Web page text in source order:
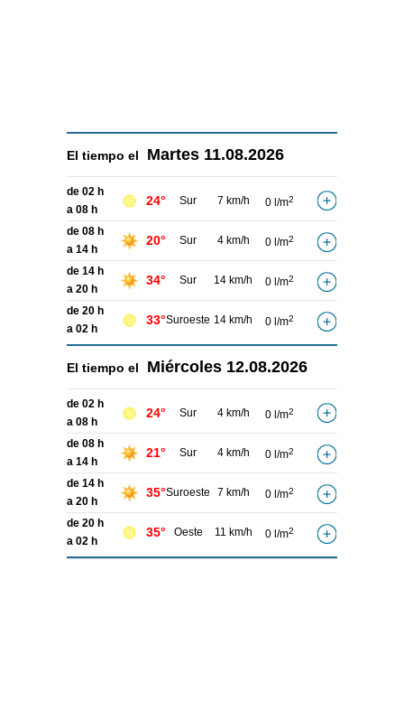
El tiempo el Martes 11.08.2026
de 02 h
a 08 h
24° Sur 7 km/h 0 l/m2
de 08 h
a 14 h
20° Sur 4 km/h 0 l/m2
de 14 h
a 20 h
34° Sur 14 km/h 0 l/m2
de 20 h
a 02 h
33°Suroeste 14 km/h 0 l/m2
El tiempo el Miércoles 12.08.2026
de 02 h
a 08 h
24° Sur 4 km/h 0 l/m2
de 08 h
a 14 h
21° Sur 4 km/h 0 l/m2
de 14 h
a 20 h
35°Suroeste 7 km/h 0 l/m2
de 20 h
a 02 h
35° Oeste 11 km/h 0 l/m2